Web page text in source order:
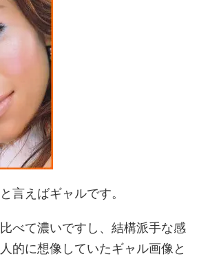
言えばギャルです。
べて濃いですし、結構派手な感
的に想像していたギャル画像と